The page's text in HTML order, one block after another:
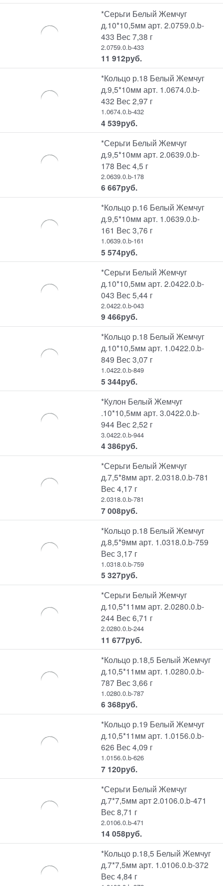
*Серьги Белый Жемчуг
д.10*10,5мм арт. 2.0759.0.b-
433 Вес 7,38 г
2.0759.0.b-433
11 912руб.
*Кольцо р.18 Белый Жемчуг
д.9,5*10мм арт. 1.0674.0.b-
432 Вес 2,97 г
1.0674.0.b-432
4 539руб.
*Серьги Белый Жемчуг
д.9,5*10мм арт. 2.0639.0.b-
178 Вес 4,5 г
2.0639.0.b-178
6 667руб.
*Кольцо р.16 Белый Жемчуг
д.9,5*10мм арт. 1.0639.0.b-
161 Вес 3,76 г
1.0639.0.b-161
5 574руб.
*Серьги Белый Жемчуг
д.10*10,5мм арт. 2.0422.0.b-
043 Вес 5,44 г
2.0422.0.b-043
9 466руб.
*Кольцо р.18 Белый Жемчуг
д.10*10,5мм арт. 1.0422.0.b-
849 Вес 3,07 г
1.0422.0.b-849
5 344руб.
*Кулон Белый Жемчуг
.10*10,5мм арт. 3.0422.0.b-
944 Вес 2,52 г
3.0422.0.b-944
4 386руб.
*Серьги Белый Жемчуг
д.7,5*8мм арт. 2.0318.0.b-781
Вес 4,17 г
2.0318.0.b-781
7 008руб.
*Кольцо р.18 Белый Жемчуг
д.8,5*9мм арт. 1.0318.0.b-759
Вес 3,17 г
1.0318.0.b-759
5 327руб.
*Серьги Белый Жемчуг
д.10,5*11мм арт. 2.0280.0.b-
244 Вес 6,71 г
2.0280.0.b-244
11 677руб.
*Кольцо р.18,5 Белый Жемчуг
д.10,5*11мм арт. 1.0280.0.b-
787 Вес 3,66 г
1.0280.0.b-787
6 368руб.
*Кольцо р.19 Белый Жемчуг
д.10,5*11мм арт. 1.0156.0.b-
626 Вес 4,09 г
1.0156.0.b-626
7 120руб.
*Серьги Белый Жемчуг
д.7*7,5мм арт 2.0106.0.b-471
Вес 8,71 г
2.0106.0.b-471
14 058руб.
*Кольцо р.18,5 Белый Жемчуг
д.7*7,5мм арт. 1.0106.0.b-372
Вес 4,84 г